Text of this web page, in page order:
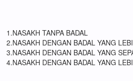
1.NASAKH TANPA BADAL
2.NASAKH DENGAN BADAL YANG
3.NASAKH DENGAN BADAL YANG
4.NASAKH DENGAN BADAL YANG